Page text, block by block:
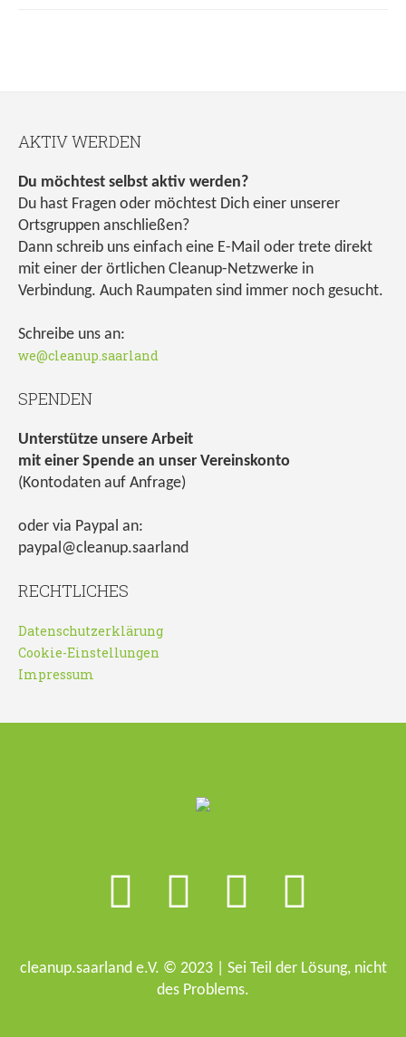
AKTIV WERDEN
Du möchtest selbst aktiv werden?
Du hast Fragen oder möchtest Dich einer unserer
Ortsgruppen anschließen?
Dann schreib uns einfach eine E-Mail oder trete direkt
mit einer der örtlichen Cleanup-Netzwerke in
Verbindung. Auch Raumpaten sind immer noch gesucht.
Schreibe uns an:
we@cleanup.saarland
SPENDEN
Unterstütze unsere Arbeit
mit einer Spende an unser Vereinskonto
(Kontodaten auf Anfrage)
oder via Paypal an:
paypal@cleanup.saarland
RECHTLICHES
Datenschutzerklärung
Cookie-Einstellungen
Impressum
cleanup.saarland e.V. © 2023 | Sei Teil der Lösung, nicht
des Problems.